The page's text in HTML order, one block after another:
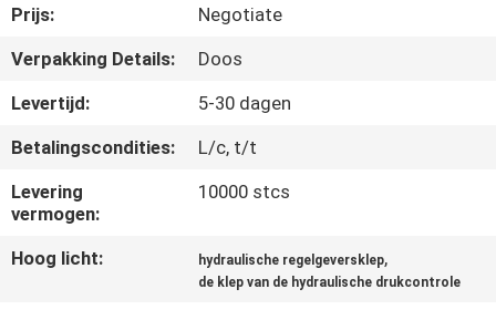
NIEUWS
VERZOEK
OM EEN
CITAAT
SITEMAP
Prijs:
Negotiate
Verpakking Details:
Doos
Levertijd:
5-30 dagen
Betalingscondities:
L/c, t/t
Levering
vermogen:
10000 stcs
Hoog licht: hydraulische regelgeversklep,
de klep van de hydraulische drukcontrole